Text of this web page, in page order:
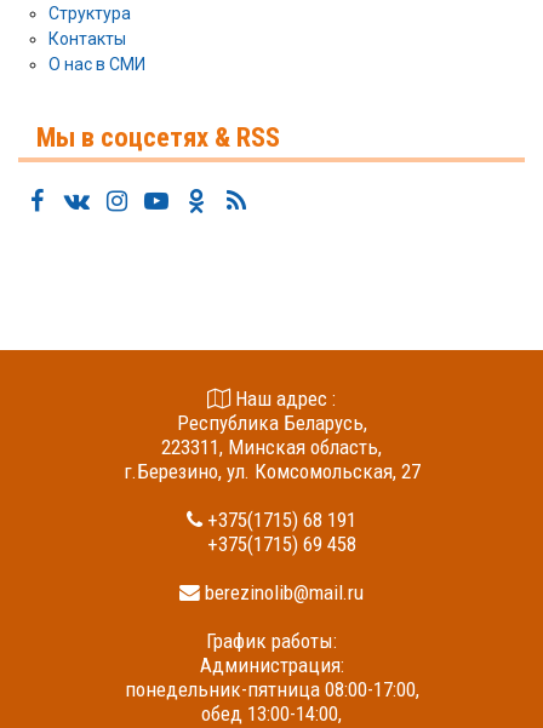
Структура
Контакты
О нас в СМИ
Мы в соцсетях & RSS
Наш адрес :
Республика Беларусь,
223311, Минская область,
г.Березино, ул. Комсомольская, 27
+375(1715) 68 191
+375(1715) 69 458
berezinolib@mail.ru
График работы:
Администрация:
понедельник-пятница 08:00-17:00,
обед 13:00-14:00,